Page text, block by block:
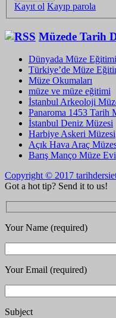
Kayıt ol Kayıp parola
Müzede Tarih
Dünyada Müze
Türkiye’de Müze
Müze Okumaları
müze ve müze eğitimi
İstanbul Arkeoloji
Panaroma 1453 Tarih
İstanbul Deniz Müzesi
Harbiye Askeri Müzesi
Açık Hava Araç
Barış Manço Müze Evi
Copyright © 2017
Got a hot tip? Send it to us!
Your Name (required)
Your Email (required)
Subject